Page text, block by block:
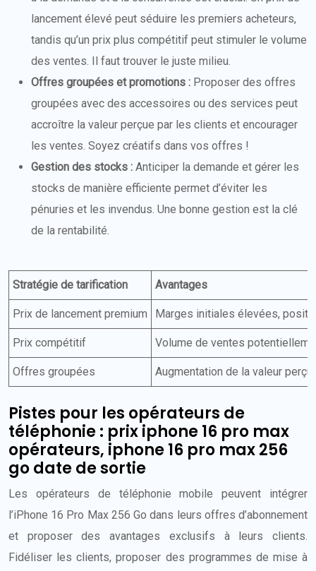
lancement élevé peut séduire les premiers acheteurs,
tandis qu’un prix plus compétitif peut stimuler le volume
des ventes. Il faut trouver le juste milieu.
Offres groupées et promotions : Proposer des offres
groupées avec des accessoires ou des services peut
accroître la valeur perçue par les clients et encourager
les ventes. Soyez créatifs dans vos offres !
Gestion des stocks : Anticiper la demande et gérer les
stocks de manière efficiente permet d’éviter les
pénuries et les invendus. Une bonne gestion est la clé
de la rentabilité.
Stratégie de tarification Avantages
Prix de lancement premium Marges initiales élevées,
Prix compétitif Volume de ventes
Offres groupées Augmentation de la valeur
Pistes pour les opérateurs de
téléphonie : prix iphone 16 pro max
opérateurs, iphone 16 pro max 256
go date de sortie
Les opérateurs de téléphonie mobile peuvent intégrer
l’iPhone 16 Pro Max 256 Go dans leurs offres d’abonnement
et proposer des avantages exclusifs à leurs clients.
Fidéliser les clients, proposer des programmes de mise à